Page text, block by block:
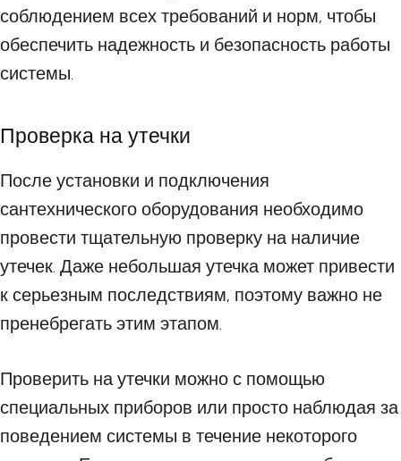
соблюдением всех требований и норм, чтобы
обеспечить надежность и безопасность работы
системы.
Проверка на утечки
После установки и подключения
сантехнического оборудования необходимо
провести тщательную проверку на наличие
утечек. Даже небольшая утечка может привести
к серьезным последствиям, поэтому важно не
пренебрегать этим этапом.
Проверить на утечки можно с помощью
специальных приборов или просто наблюдая за
поведением системы в течение некоторого